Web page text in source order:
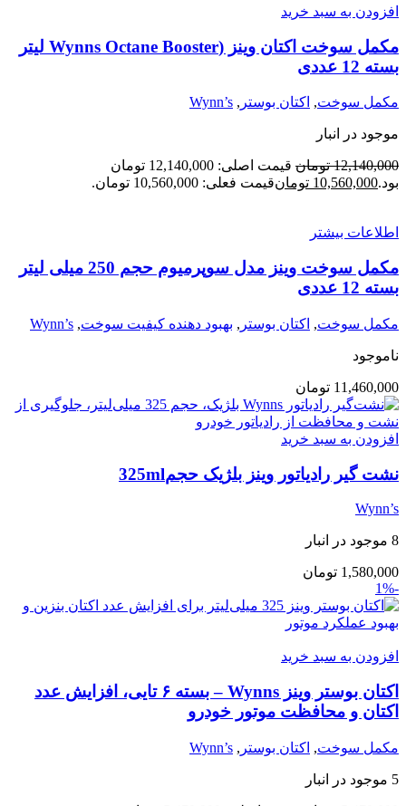
افزودن به سبد خرید
مکمل سوخت اکتان وینز (Wynns Octane Booster لیتر
بسته 12 عددی
مکمل سوخت, اکتان بوستر ,
Wynn’s
موجود در انبار
12,140,000 تومان
قیمت اصلی: 12,140,000 تومان
بود.10,560,000 تومانقیمت فعلی: 10,560,000 تومان.
اطلاعات بیشتر
مکمل سوخت وینز مدل سوپرمیوم حجم 250 میلی لیتر
بسته 12 عددی
مکمل سوخت, اکتان بوستر , بهبود دهنده کیفیت سوخت,
Wynn’s
ناموجود
11,460,000 تومان
افزودن به سبد خرید
نشت گیر رادیاتور وینز بلژیک حجم325ml
Wynn’s
8 موجود در انبار
1,580,000 تومان
-1%
افزودن به سبد خرید
اکتان بوستر وینز Wynns – بسته ۶ تایی، افزایش عدد
اکتان و محافظت موتور خودرو
مکمل سوخت, اکتان بوستر ,
Wynn’s
5 موجود در انبار